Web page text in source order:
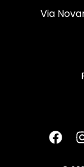
Via